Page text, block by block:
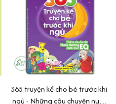
365 truyện kể cho bé trước khi
ngủ - Những câu chuyện nuôi